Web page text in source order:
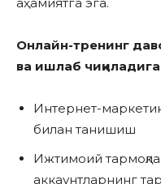
Онлайн-тренинг
ва ишлаб
Интернет-
билан танишиш
Ижтимоий
аккаунтларнинг